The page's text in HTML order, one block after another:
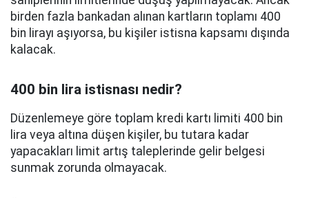
birden fazla bankadan alınan kartların toplamı 400
bin lirayı aşıyorsa, bu kişiler istisna kapsamı dışında
kalacak.
400 bin lira istisnası nedir?
Düzenlemeye göre toplam kredi kartı limiti 400 bin
lira veya altına düşen kişiler, bu tutara kadar
yapacakları limit artış taleplerinde gelir belgesi
sunmak zorunda olmayacak.